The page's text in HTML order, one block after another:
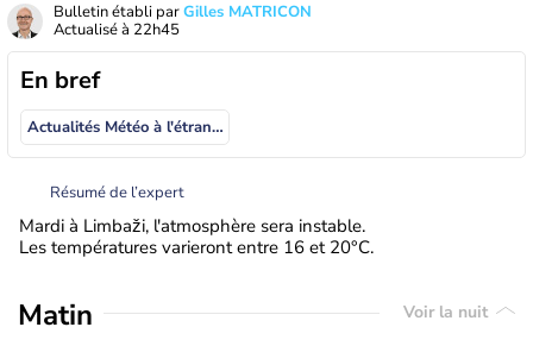
Bulletin établi parGilles MATRICON
Actualisé à 22h45
En bref
Actualités Météo à l'étranger
Résumé de l’expert
Mardi à Limbaži, l'atmosphère sera instable.
Les températures varieront entre 16 et 20°C.
Matin Voir la nuit